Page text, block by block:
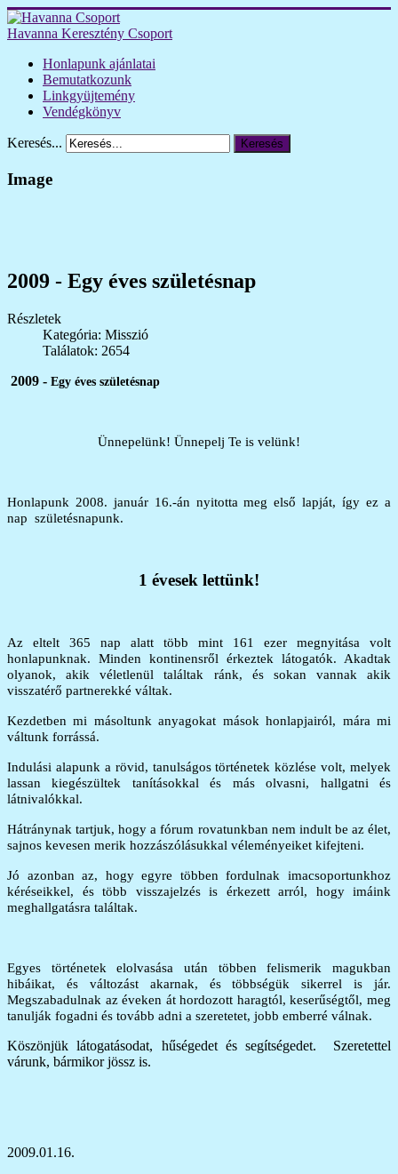
Havanna Keresztény Csoport
Honlapunk ajánlatai
Bemutatkozunk
Linkgyüjtemény
Vendégkönyv
Keresés... Keresés
Image
2009 - Egy éves születésnap
Részletek
Kategória: Misszió
Találatok: 2654
2009 - Egy éves születésnap
Ünnepelünk! Ünnepelj Te is velünk!
Honlapunk 2008. január 16.-án nyitotta meg első lapját, így ez a
nap születésnapunk.
1 évesek lettünk!
Az eltelt 365 nap alatt több mint 161 ezer megnyitása volt
honlapunknak. Minden kontinensről érkeztek látogatók. Akadtak
olyanok, akik véletlenül találtak ránk, és sokan vannak akik
visszatérő partnerekké váltak.
Kezdetben mi másoltunk anyagokat mások honlapjairól, mára mi
váltunk forrássá.
Indulási alapunk a rövid, tanulságos történetek közlése volt, melyek
lassan kiegészültek tanításokkal és más olvasni, hallgatni és
látnivalókkal.
Hátránynak tartjuk, hogy a fórum rovatunkban nem indult be az élet,
sajnos kevesen merik hozzászólásukkal véleményeiket kifejteni.
Jó azonban az, hogy egyre többen fordulnak imacsoportunkhoz
kéréseikkel, és több visszajelzés is érkezett arról, hogy imáink
meghallgatásra találtak.
Egyes történetek elolvasása után többen felismerik magukban
hibáikat, és változást akarnak, és többségük sikerrel is jár.
Megszabadulnak az éveken át hordozott haragtól, keserűségtől, meg
tanulják fogadni és tovább adni a szeretetet, jobb emberré válnak.
Köszönjük látogatásodat, hűségedet és segítségedet. Szeretettel
várunk, bármikor jössz is.
2009.01.16.